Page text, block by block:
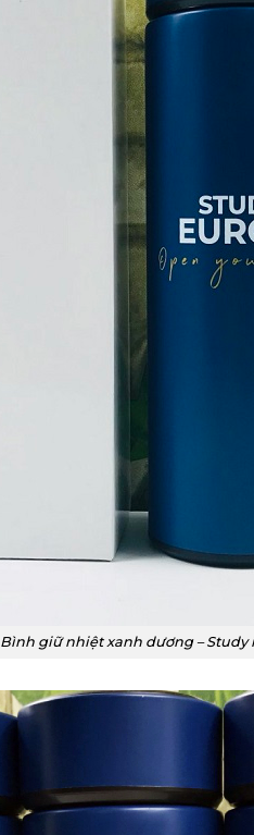
Bình giữ nhiệt xanh dương – Study